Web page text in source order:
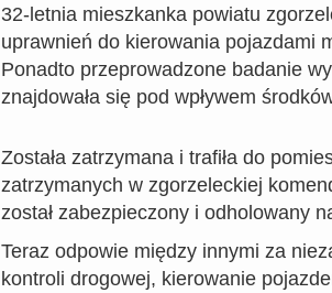
32-letnia mieszkanka powiatu
uprawnień do kierowania pojazdami
Ponadto przeprowadzone badanie
znajdowała się pod wpływem
Została zatrzymana i trafiła do
zatrzymanych w zgorzeleckiej
został zabezpieczony i odholowany
Teraz odpowie między innymi za
kontroli drogowej, kierowanie